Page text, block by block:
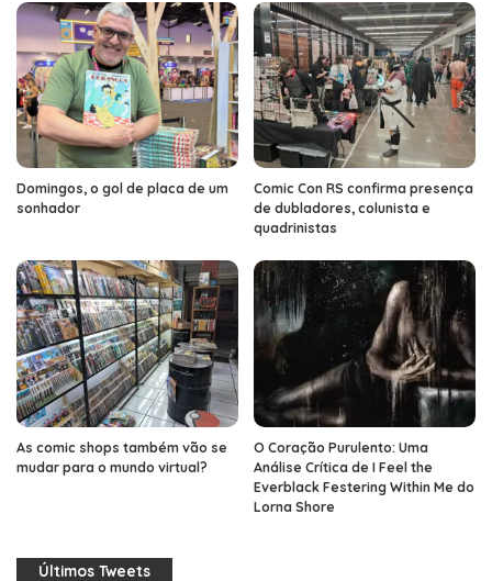
Domingos, o gol de placa de um
sonhador
Comic Con RS confirma presença
de dubladores, colunista e
quadrinistas
As comic shops também vão se
mudar para o mundo virtual?
O Coração Purulento: Uma
Análise Crítica de I Feel the
Everblack Festering Within Me do
Lorna Shore
Últimos Tweets